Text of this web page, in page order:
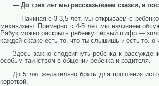
— До трех лет мы рассказываем сказки, а
— Начиная с 3-3,5 лет, мы открываем с
механизмы. Примерно с 4-5 лет мы начинаем
Рябу» можно раскрыть ребенку первый шифр —
каждой сказке есть то, что ты слышишь и есть то,
Здесь важно сподвигнуть ребенка к
особым таинством в общении ребенка и родителя.
До 5 лет желательно брать для прочтения
короткой.